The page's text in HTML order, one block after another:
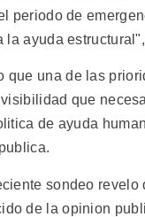
periodo de
la ayuda
que una de las
que
de ayuda
sondeo revelo
de la opinion